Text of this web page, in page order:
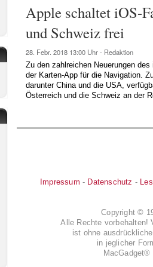
Apple schaltet iOS-
und Schweiz frei
28. Febr. 2018 13:00 Uhr - Redaktion
Zu den zahlreichen Neuerungen
der Karten-App für die Navigation.
darunter China und die USA,
Österreich und die Schweiz an der
Impressum - Datenschutz -
Copyright ©
Alle Rechte vorbehalten!
ist ohne
in jeglicher
MacGadget®